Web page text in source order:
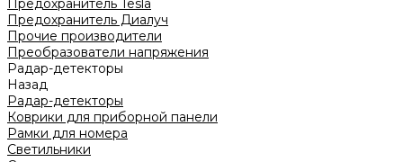
Предохранитель Tesla
Предохранитель Диалуч
Прочие производители
Преобразователи напряжения
Радар-детекторы
Назад
Радар-детекторы
Коврики для приборной панели
Рамки для номера
Светильники